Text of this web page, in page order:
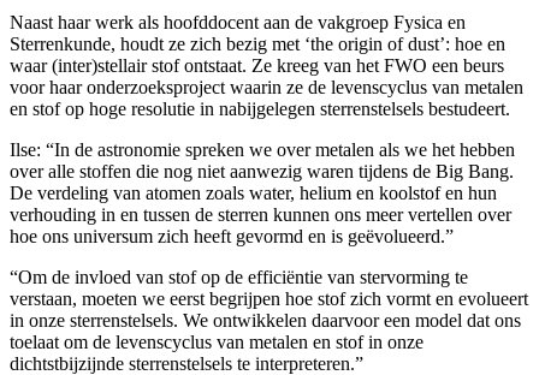
Naast haar werk als hoofddocent aan de vakgroep Fysica en
Sterrenkunde, houdt ze zich bezig met ‘the origin of dust’: hoe en
waar (inter)stellair stof ontstaat. Ze kreeg van het FWO een beurs
voor haar onderzoeksproject waarin ze de levenscyclus van metalen
en stof op hoge resolutie in nabijgelegen sterrenstelsels bestudeert.
Ilse: “In de astronomie spreken we over metalen als we het hebben
over alle stoffen die nog niet aanwezig waren tijdens de Big Bang.
De verdeling van atomen zoals water, helium en koolstof en hun
verhouding in en tussen de sterren kunnen ons meer vertellen over
hoe ons universum zich heeft gevormd en is geëvolueerd.”
“Om de invloed van stof op de efficiëntie van stervorming te
verstaan, moeten we eerst begrijpen hoe stof zich vormt en evolueert
in onze sterrenstelsels. We ontwikkelen daarvoor een model dat ons
toelaat om de levenscyclus van metalen en stof in onze
dichtstbijzijnde sterrenstelsels te interpreteren.”